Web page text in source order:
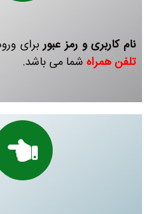
نام کاربری و رمز عبوربرای
تلفن همراه شما می باشد.